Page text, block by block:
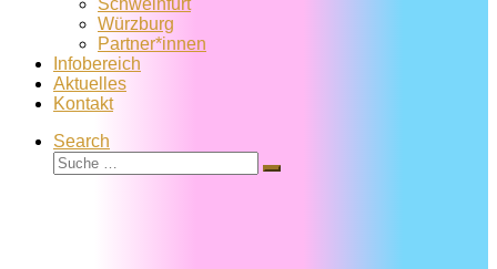
Schweinfurt
Würzburg
Partner*innen
Infobereich
Aktuelles
Kontakt
Search
Suche
Suche